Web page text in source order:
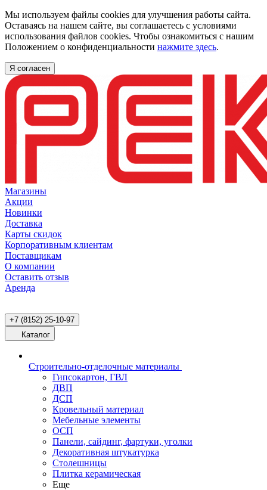
Мы используем файлы cookies для улучшения работы сайта.
Оставаясь на нашем сайте, вы соглашаетесь с условиями
использования файлов cookies. Чтобы ознакомиться с нашим
Положением о конфиденциальности нажмите здесь.
Я согласен
Магазины
Акции
Новинки
Доставка
Карты скидок
Корпоративным клиентам
Поставщикам
О компании
Оставить отзыв
Аренда
+7 (8152) 25-10-97
Каталог
Строительно-отделочные материалы
Гипсокартон, ГВЛ
ДВП
ДСП
Кровельный материал
Мебельные элементы
ОСП
Панели, сайдинг, фартуки, уголки
Декоративная штукатурка
Столешницы
Плитка керамическая
Еще